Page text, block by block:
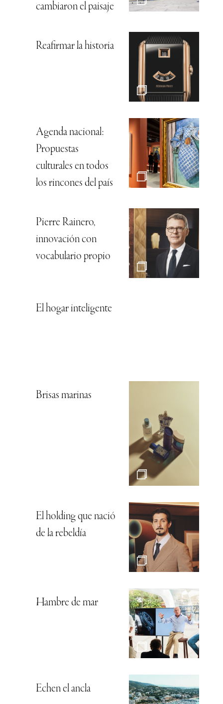
cambiaron el paisaje
Reafirmar la historia
Agenda nacional:
Propuestas
culturales en todos
los rincones del país
Pierre Rainero,
innovación con
vocabulario propio
El hogar inteligente
Brisas marinas
El holding que nació
de la rebeldía
Hambre de mar
Echen el ancla